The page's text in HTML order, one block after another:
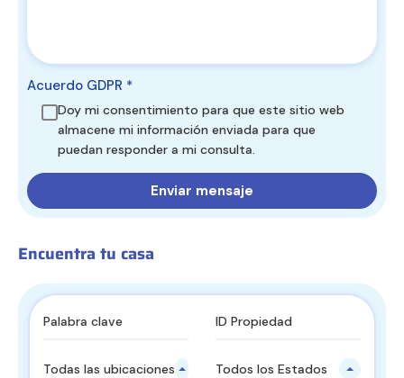
Acuerdo GDPR *
Doy mi consentimiento para que este sitio web
almacene mi información enviada para que
puedan responder a mi consulta.
Encuentra tu casa
Todas las ubicaciones principalesTodos los Estados